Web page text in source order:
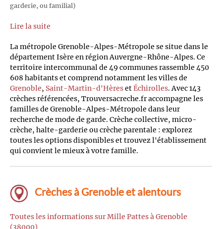
garderie, ou familial)
Lire la suite
La métropole Grenoble-Alpes-Métropole se situe dans le
département Isère en région Auvergne-Rhône-Alpes. Ce
territoire intercommunal de 49 communes rassemble 450
608 habitants et comprend notamment les villes de
Grenoble, Saint-Martin-d'HèresetÉchirolles. Avec 143
crèches référencées, Trouversacreche.fr accompagne les
familles de Grenoble-Alpes-Métropole dans leur
recherche de mode de garde. Crèche collective, micro-
crèche, halte-garderie ou crèche parentale : explorez
toutes les options disponibles et trouvez l'établissement
qui convient le mieux à votre famille.
Crèches à Grenoble et alentours
Toutes les informations sur Mille Pattes à Grenoble
(38000)